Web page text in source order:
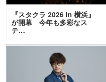
『スタクラ 2026 in 横浜』
が開幕 今年も多彩なス
テ…